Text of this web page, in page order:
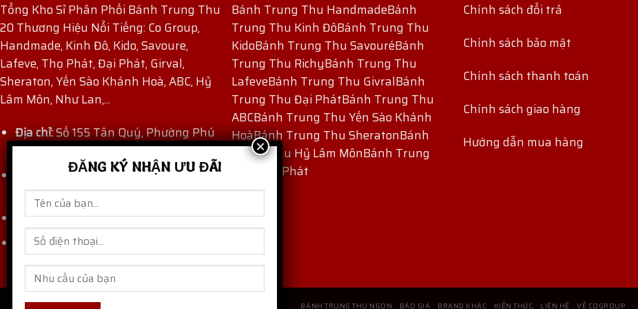
Tổng Kho Sỉ Phân Phối Bánh Trung Thu
20 Thương Hiệu Nổi Tiếng: Co Group,
Handmade, Kinh Đô, Kido, Savoure,
Lafeve, Thọ Phát, Đại Phát, Girval,
Sheraton, Yến Sào Khánh Hoà, ABC, Hỷ
Lâm Môn, Như Lan,...
Địa chỉ:Số 155 Tân Quý, Phường Phú
Thọ Hòa, TP Hồ Chí Minh, Việt Nam.
(+84) 909 171 971-(+84) 862
871 872
Email:thaocogroup@gmail.com
Website:banhtrungthungon.com
Bánh Trung Thu HandmadeBánh
Trung Thu Kinh ĐôBánh Trung Thu
KidoBánh Trung Thu SavouréBánh
Trung Thu RichyBánh Trung Thu
LafeveBánh Trung Thu GivralBánh
Trung Thu Đại PhátBánh Trung Thu
ABCBánh Trung Thu Yến Sào Khánh
HoàBánh Trung Thu SheratonBánh
Trung Thu Hỷ Lâm MônBánh Trung
Thu Thọ Phát
Chính sách đổi trả
Chính sách bảo mật
Chính sách thanh toán
Chính sách giao hàng
Hướng dẫn mua hàng
BÁNH TRUNG THU NGON BÁO GIÁ BRAND KHÁC KIẾN THỨC LIÊN HỆ VỀ COGROUP
ĐĂNG KÝ NHẬN ƯU ĐÃI